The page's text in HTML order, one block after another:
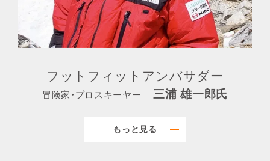
フットフィットアンバサダー
冒険家・プロスキーヤー 三浦 雄一郎氏
ますが、足裏やふくらはぎを鍛えれば若い頃のように健
もっと見る
（株）ジャックスにおいて審査承認が
確認でき次第、ご注文を確定します。
（株）ジャックスにおいて審査承認が
確認でき次第、ご注文を確定します。
対象です。